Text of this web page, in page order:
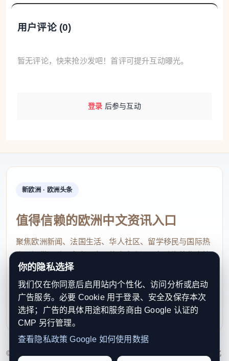
用户评论 (0)
暂无评论，快来抢沙发吧！首评可提升互动曝光。
登录 后参与互动
新欧洲 · 欧洲头条
值得信赖的欧洲中文资讯入口
聚焦欧洲新闻、法国生活、华人社区、留学移民与国际热
点，提供及时、真实、实用的中文资讯，帮助海外华人快
速了解欧洲动态。
contact@xinouzhou.com
服务支持、版权与合作：工作日优先处理站务、投稿与权
利通知
© 2026 新欧洲·欧洲头条. All Rights Reserved. 本网站持续优化
你的隐私选择
我们仅在你同意后启用站内个性化、访问分析或启动
广告服务。必要 Cookie 用于登录、安全及保存本次
选择；广告的具体用途和服务商由 Google 认证的
CMP 另行管理。
查看隐私政策 Google 如何使用数据